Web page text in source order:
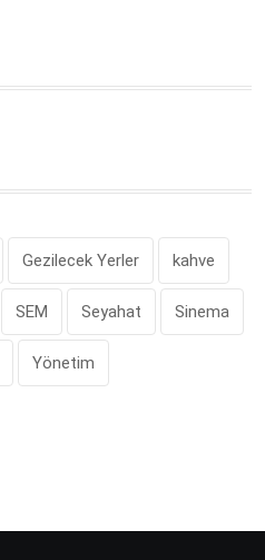
Gezilecek Yerler kahve
SEM Seyahat Sinema
Yönetim